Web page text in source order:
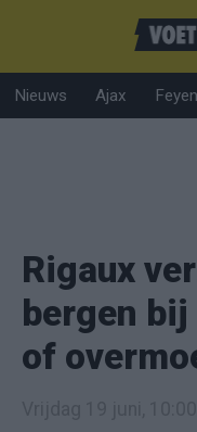
Nieuws Ajax
Rigaux
bergen
of